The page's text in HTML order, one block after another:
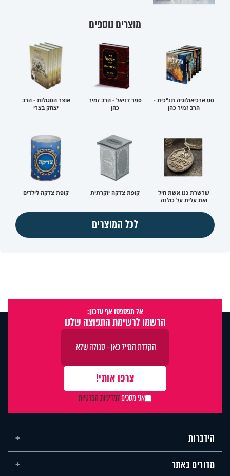
מוצרים נוספים
סט ארכיאולוגיה תנ"כית -
הרב זמיר כהן
ספר דניאל - הרב זמיר
כהן
אוצר הסגולות - הרב
יצחק בצרי
שרשרת ננו אשת חיל
ואת עלית על כולנה
קופת צדקה יוקרתית קופת צדקה לילדים
לכל המוצרים
אל תפספסו אף עדכון:
הרשמו לרשימת התפוצה שלנו
אני מסכיםלמדיניות הפרטיות
הידברות
מדורים באתר